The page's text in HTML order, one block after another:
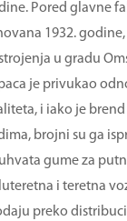
Pored glavne
1932.
u gradu
je privukao
i iako je
brojni su ga
gume za
i teretna
preko